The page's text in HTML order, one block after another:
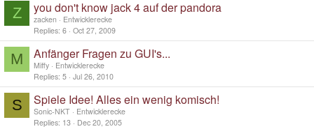
Z you don't know jack 4 auf der pandora
zacken
Entwicklerecke
Replies 6 Oct 27, 2009
M Anfänger Fragen zu GUI's...
Miffy
Entwicklerecke
Replies 5 Jul 26, 2010
S Spiele Idee! Alles ein wenig komisch!
Sonic-NKT
Entwicklerecke
Replies 13 Dec 20, 2005